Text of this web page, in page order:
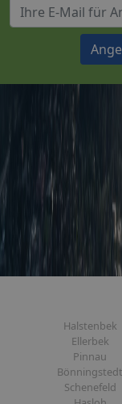
Halstenbek
Ellerbek
Pinnau
Bönningstedt
Schenefeld